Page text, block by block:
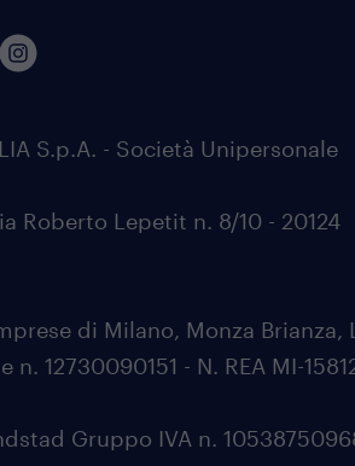
S.p.A. - Società Unipersonale
Roberto Lepetit n. 8/10 - 20124
di Milano, Monza Brianza,
n. 12730090151 - N. REA MI-
Gruppo IVA n.